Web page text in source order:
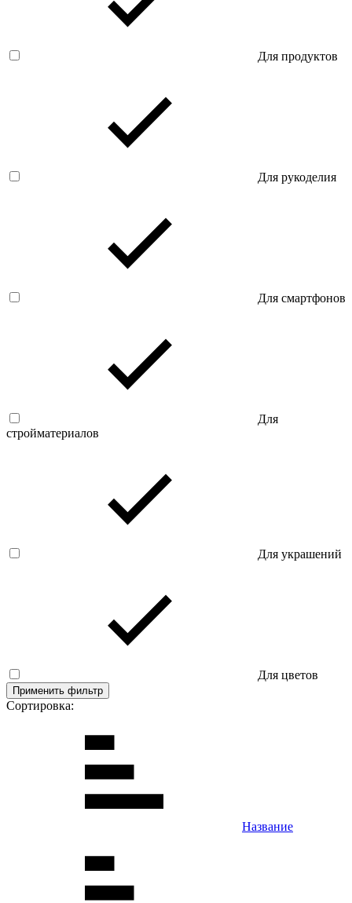
Для продуктов
Для рукоделия
Для смартфонов
Для
стройматериалов
Для украшений
Для цветов
Применить фильтр
Сортировка:
Название